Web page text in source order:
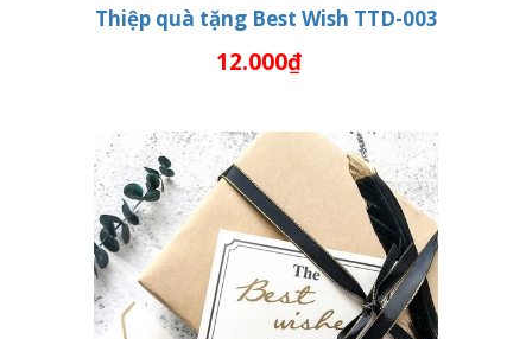
THÊM VÀO GIỎ HÀNG
Thiệp quà tặng Best Wish TTD-003
12.000₫